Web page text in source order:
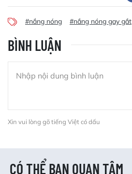
#nắng nóng #nắng nóng gay gắt
BÌNH LUẬN
Xin vui lòng gõ tiếng Việt có dấu
CÓ THỂ BẠN QUAN TÂM